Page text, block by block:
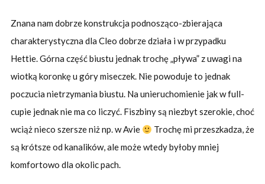
Znana nam dobrze konstrukcja podnosząco-zbierająca
charakterystyczna dla Cleo dobrze działa i w przypadku
Hettie. Górna część biustu jednak trochę „pływa” z uwagi na
wiotką koronkę u góry miseczek. Nie powoduje to jednak
poczucia nietrzymania biustu. Na unieruchomienie jak w full-
cupie jednak nie ma co liczyć. Fiszbiny są niezbyt szerokie, choć
wciąż nieco szersze niż np. w Avie
Trochę mi przeszkadza, że
są krótsze od kanalików, ale może wtedy byłoby mniej
komfortowo dla okolic pach.